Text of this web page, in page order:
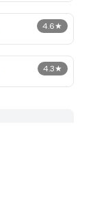
4.6★
4.3★